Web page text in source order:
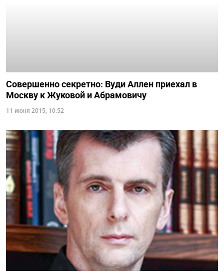
Совершенно секретно: Вуди Аллен приехал в
Москву к Жуковой и Абрамовичу
11 июня 2015, 10:52